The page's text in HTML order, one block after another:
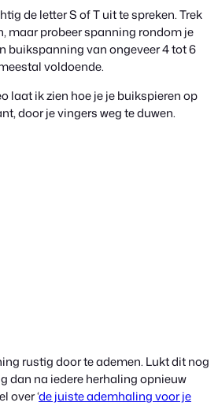
de letter S of T uit te spreken. Trek
maar probeer spanning rondom je
buikspanning van ongeveer 4 tot 6
voldoende.
laat ik zien hoe je je buikspieren op
door je vingers weg te duwen.
rustig door te ademen. Lukt dit nog
dan na iedere herhaling opnieuw
over ‘de juiste ademhaling voor je